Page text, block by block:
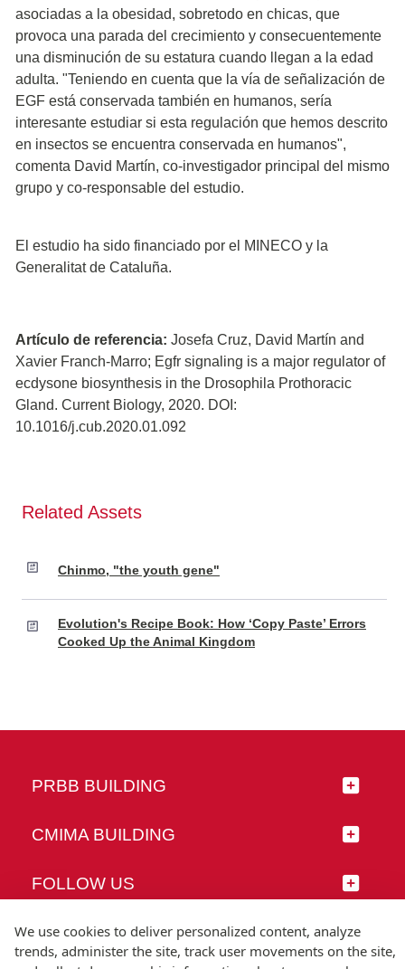
asociadas a la obesidad, sobretodo en chicas, que
provoca una parada del crecimiento y consecuentemente
una disminución de su estatura cuando llegan a la edad
adulta. "Teniendo en cuenta que la vía de señalización de
EGF está conservada también en humanos, sería
interesante estudiar si esta regulación que hemos descrito
en insectos se encuentra conservada en humanos",
comenta David Martín, co-investigador principal del mismo
grupo y co-responsable del estudio.
El estudio ha sido financiado por el MINECO y la
Generalitat de Cataluña.
Artículo de referencia: Josefa Cruz, David Martín and
Xavier Franch-Marro; Egfr signaling is a major regulator of
ecdysone biosynthesis in the Drosophila Prothoracic
Gland. Current Biology, 2020. DOI:
10.1016/j.cub.2020.01.092
Related Assets
Chinmo, "the youth gene"
Evolution's Recipe Book: How ‘Copy Paste’ Errors
Cooked Up the Animal Kingdom
PRBB BUILDING
CMIMA BUILDING
FOLLOW US
We use cookies to deliver personalized content, analyze
trends, administer the site, track user movements on the site,